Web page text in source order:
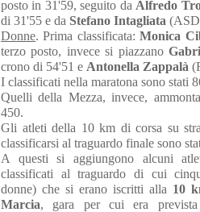
posto in 31'59, seguito da Alfredo
di 31'55 e da Stefano Intagliata
Donne. Prima classificata:Monica
terzo posto, invece si piazzano
crono di 54'51 e Antonella Zappalà
I classificati nella maratona sono stati
Quelli della Mezza, invece,
450.
Gli atleti della 10 km di corsa su
classificarsi al traguardo finale sono
A questi si aggiungono alcuni
classificati al traguardo di cui
donne) che si erano iscritti alla 10
Marcia, gara per cui era prevista